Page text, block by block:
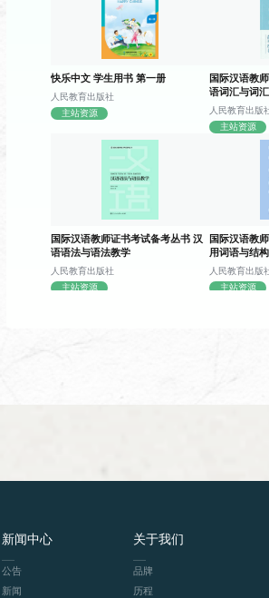
音以及基础词汇、课文、语言点、汉字的教学，增
文化主题如建筑、服饰、园林、科技等话题的讲解
学生汉语的学习。
学习材料，学习词语、语言点，以及一些固定表达
高阅读能力。
国诗歌发展历程，让学生了解中国诗歌的历史并可
快乐中文 学生用书 第一册
人民教育出版社
主站资源
国际汉语教
语词汇与词
人民教育出版
主站资源
国际汉语教师证书考试备考丛书 汉
语语法与语法教学
人民教育出版社
主站资源
国际汉语教
用词语与结
人民教育出版
主站资源
新闻中心
公告
新闻
关于我们
品牌
历程